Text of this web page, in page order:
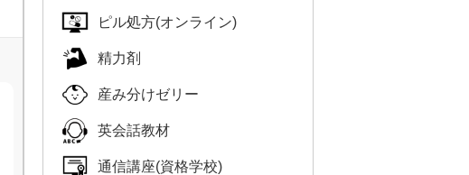
ピル処方(オンライン)
精力剤
産み分けゼリー
英会話教材
通信講座(資格学校)